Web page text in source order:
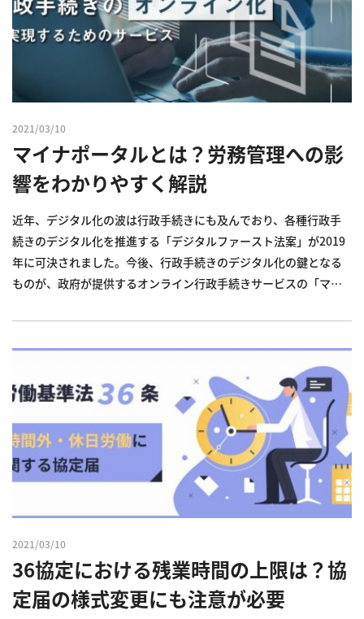
2021/03/10
マイナポータルとは？労務管理への影
響をわかりやすく解説
近年、デジタル化の波は行政手続きにも及んでおり、各種行政手
続きのデジタル化を推進する「デジタルファースト法案」が2019
年に可決されました。今後、行政手続きのデジタル化の鍵となる
ものが、政府が提供するオンライン行政手続きサービスの「マイ
にも影響を及ぼす可能性があるため、マイナポータルについて詳
しく知...
2021/03/10
36協定における残業時間の上限は？協
定届の様式変更にも注意が必要